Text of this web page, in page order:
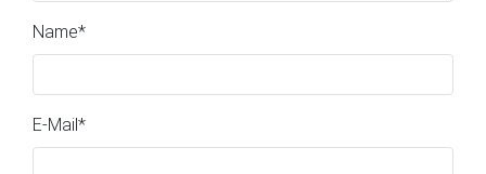
Name*
E-Mail *